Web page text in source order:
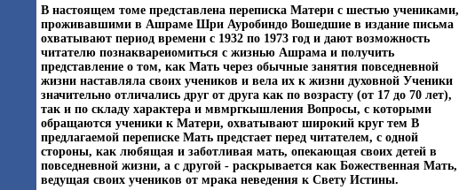
В настоящем томе представлена переписка Матери с шестью учениками,
проживавшими в Ашраме Шри Ауробиндо Вошедшие в издание письма
охватывают период времени с 1932 по 1973 год и дают возможность
читателю познаквареиомиться с жизнью Ашрама и получить
представление о том, как Мать через обычные занятия повседневной
жизни наставляла своих учеников и вела их к жизни духовной Ученики
значительно отличались друг от друга как по возрасту (от 17 до 70 лет),
так и по складу характера и мвмргкышления Вопросы, с которыми
обращаются ученики к Матери, охватывают широкий круг тем В
предлагаемой переписке Мать предстает перед читателем, с одной
стороны, как любящая и заботливая мать, опекающая своих детей в
повседневной жизни, а с другой - раскрывается как Божественная Мать,
ведущая своих учеников от мрака неведения к Свету Истины.